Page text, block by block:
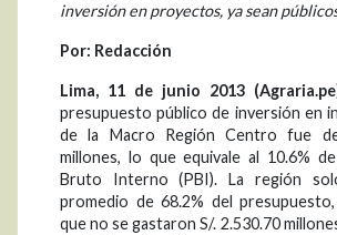
inversión en proyectos, ya sean
Por: Redacción
Lima, 11 de junio 2013
presupuesto público de inversión en
de la Macro Región Centro fue
millones, lo que equivale al 10.6%
Bruto Interno (PBI). La región
promedio de 68.2% del
que no se gastaron S/. 2.530.70